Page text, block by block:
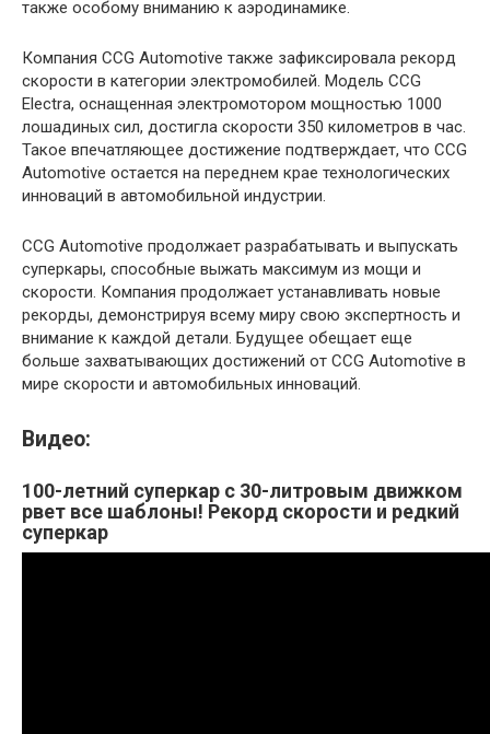
также особому вниманию к аэродинамике.
Компания CCG Automotive также зафиксировала рекорд
скорости в категории электромобилей. Модель CCG
Electra, оснащенная электромотором мощностью 1000
лошадиных сил, достигла скорости 350 километров в час.
Такое впечатляющее достижение подтверждает, что CCG
Automotive остается на переднем крае технологических
инноваций в автомобильной индустрии.
CCG Automotive продолжает разрабатывать и выпускать
суперкары, способные выжать максимум из мощи и
скорости. Компания продолжает устанавливать новые
рекорды, демонстрируя всему миру свою экспертность и
внимание к каждой детали. Будущее обещает еще
больше захватывающих достижений от CCG Automotive в
мире скорости и автомобильных инноваций.
Видео:
100-летний суперкар с 30-литровым движком
рвет все шаблоны! Рекорд скорости и редкий
суперкар